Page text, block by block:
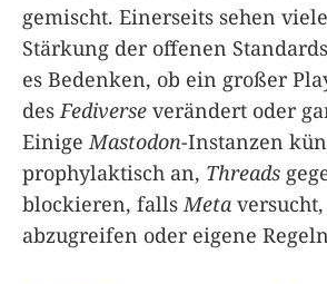
gemischt. Einerseits sehen
Stärkung der offenen
es Bedenken, ob ein großer
des Fediverse verändert oder
Einige Mastodon-Instanzen
prophylaktisch an, Threads
blockieren, falls Meta
abzugreifen oder eigene